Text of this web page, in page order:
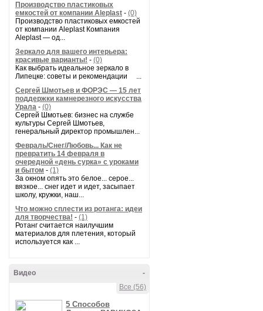
Производство пластиковых
емкостей от компании Aleplast - (0)
Производство пластиковых емкостей
от компании Aleplast Компания
Aleplast — од...
Зеркало для вашего интерьера:
красивые варианты! - (0)
Как выбрать идеальное зеркало в
Липецке: советы и рекомендации ...
Сергей Шмотьев и ФОРЭС — 15 лет
поддержки камнерезного искусства
Урала - (0)
Сергей Шмотьев: бизнес на службе
культуры Сергей Шмотьев,
генеральный директор промышлен...
Февраль/Снег/Любовь... Как не
превратить 14 февраля в
очередной «день сурка» с уроками
и бытом - (1)
За окном опять это белое... серое...
вязкое... снег идет и идет, засыпает
школу, кружки, наш...
Что можно сплести из ротанга: идеи
для творчества! - (1)
Ротанг считается наилучшим
материалов для плетения, который
используется как ...
-
Видео
Все (56)
5 Способов